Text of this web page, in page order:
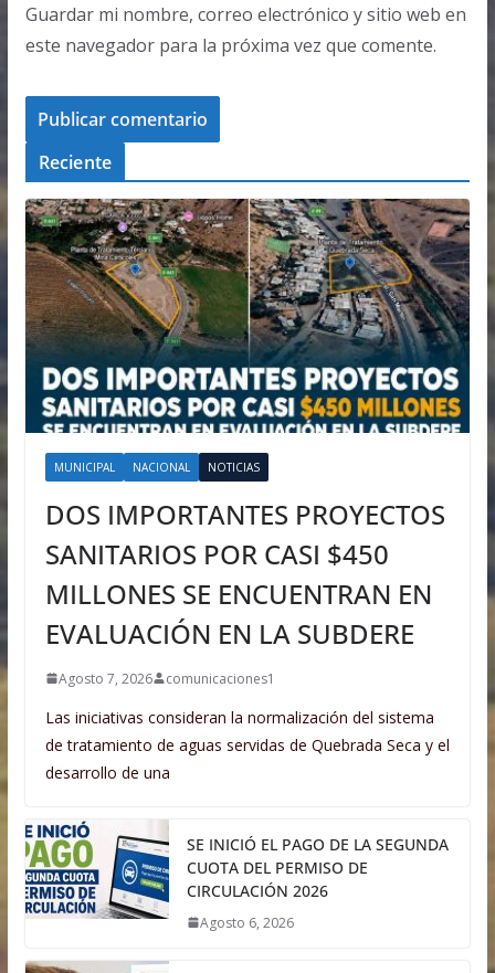
Guardar mi nombre, correo electrónico y sitio web en
este navegador para la próxima vez que comente.
Reciente
MUNICIPAL NACIONAL NOTICIAS
DOS IMPORTANTES PROYECTOS
SANITARIOS POR CASI $450
MILLONES SE ENCUENTRAN EN
EVALUACIÓN EN LA SUBDERE
Agosto 7, 2026 comunicaciones1
Las iniciativas consideran la normalización del sistema
de tratamiento de aguas servidas de Quebrada Seca y el
desarrollo de una
SE INICIÓ EL PAGO DE LA SEGUNDA
CUOTA DEL PERMISO DE
CIRCULACIÓN 2026
Agosto 6, 2026